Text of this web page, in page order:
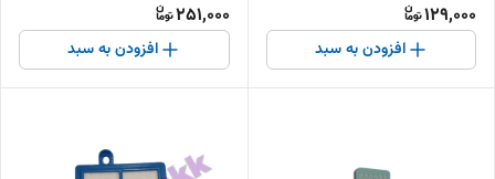
129,000
افزودن به سبد
251,000
افزودن به سبد